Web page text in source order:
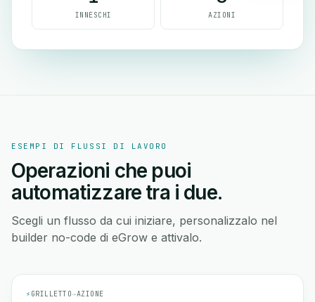
INNESCHI AZIONI
ESEMPI DI FLUSSI DI LAVORO
Operazioni che puoi
automatizzare tra i due.
Scegli un flusso da cui iniziare, personalizzalo nel
builder no-code di eGrow e attivalo.
⚡ GRILLETTO→AZIONE